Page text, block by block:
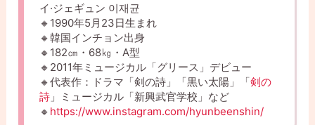
イ·ジェギュン 이재균
🔸1990年5月23日生まれ
🔸韓国インチョン出身
🔸182㎝・68㎏・A型
🔸2011年ミュージカル「グリース」デビュー
🔸代表作：ドラマ「剣の詩」「黒い太陽」「剣の
詩 」ミュージカル「新興武官学校」など
🔸 https://www.instagram.com/hyunbeenshin/